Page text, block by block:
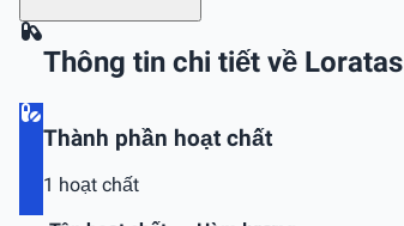
Thông tin chi tiết về Loratas
Thành phần hoạt chất
1 hoạt chất